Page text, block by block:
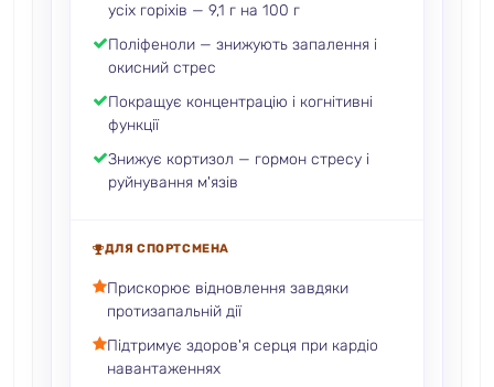
усіх горіхів — 9,1 г на 100 г
Поліфеноли — знижують запалення і
окисний стрес
Покращує концентрацію і когнітивні
функції
Знижує кортизол — гормон стресу і
руйнування м'язів
ДЛЯ СПОРТСМЕНА
Прискорює відновлення завдяки
протизапальній дії
Підтримує здоров'я серця при кардіо
навантаженнях